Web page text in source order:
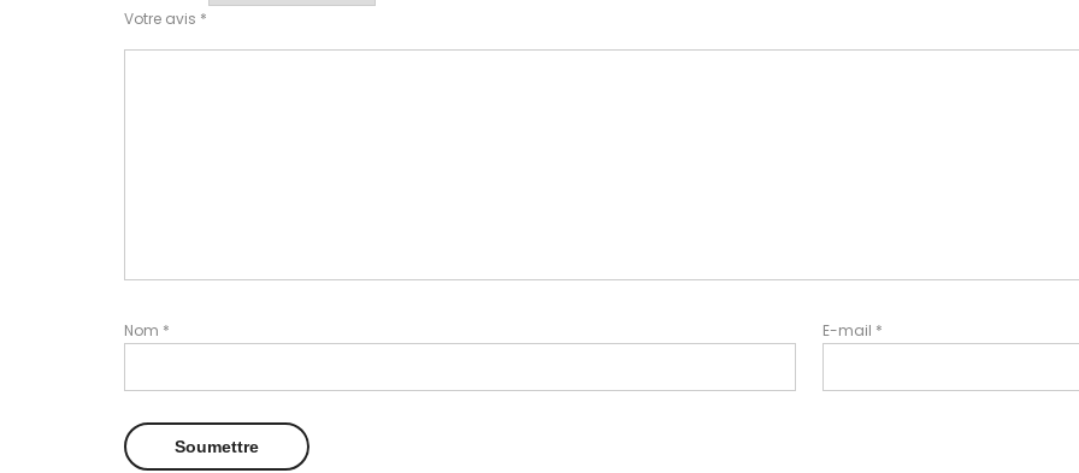
Votre avis *
Nom * E-mail *